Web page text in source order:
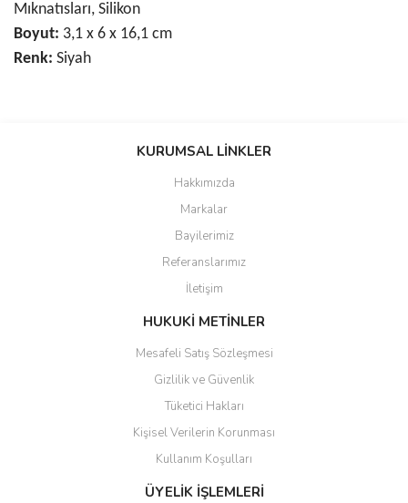
Mıknatısları, Silikon
Boyut: 3,1 x 6 x 16,1 cm
Renk: Siyah
tarafımıza iletebilirsiniz.
Ürün resmi kalitesiz, bozuk veya görüntülenemiyor.
Ürün açıklamasında eksik bilgiler bulunuyor.
Ürün bilgilerinde hatalar bulunuyor.
Ürün fiyatı diğer sitelerden daha pahalı.
Bu ürüne benzer farklı alternatifler olmalı.
Gönder
KURUMSAL LİNKLER
Hakkımızda
Markalar
Bayilerimiz
Referanslarımız
İletişim
HUKUKİ METİNLER
Mesafeli Satış Sözleşmesi
Gizlilik ve Güvenlik
Tüketici Hakları
Kişisel Verilerin Korunması
Kullanım Koşulları
ÜYELİK İŞLEMLERİ